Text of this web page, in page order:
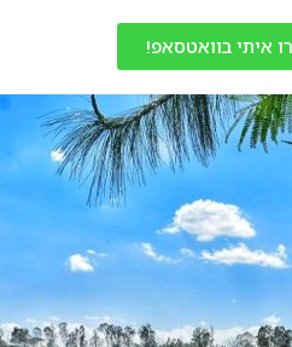
איתי בוואטסאפ!